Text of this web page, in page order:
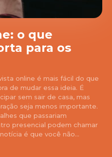
o que
para os
online é mais fácil do que
de mudar essa ideia. É
sem sair de casa, mas
seja menos importante.
que passariam
presencial podem chamar
é que você não...